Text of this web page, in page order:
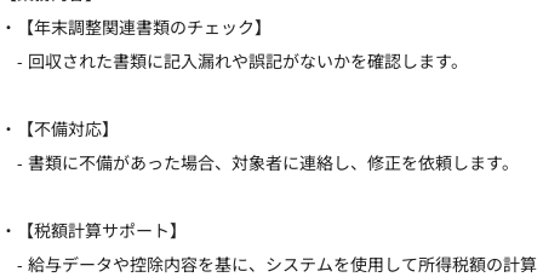
・【年末調整関連書類のチェック】
- 回収された書類に記入漏れや誤記がないかを確認します。
・【不備対応】
- 書類に不備があった場合、対象者に連絡し、修正を依頼します。
・【税額計算サポート】
- 給与データや控除内容を基に、システムを使用して所得税額の計算